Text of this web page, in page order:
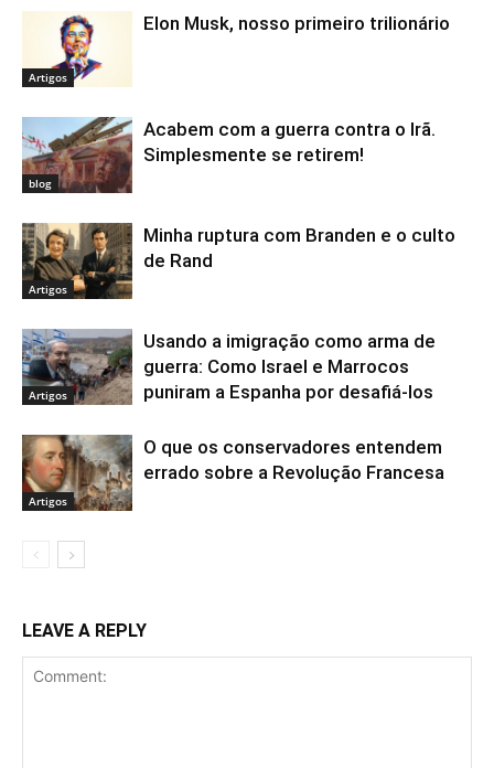
Artigos
Elon Musk, nosso primeiro trilionário
blog
Acabem com a guerra contra o Irã.
Simplesmente se retirem!
Artigos
Minha ruptura com Branden e o culto
de Rand
Artigos
Usando a imigração como arma de
guerra: Como Israel e Marrocos
puniram a Espanha por desafiá-los
Artigos
O que os conservadores entendem
errado sobre a Revolução Francesa
LEAVE A REPLY